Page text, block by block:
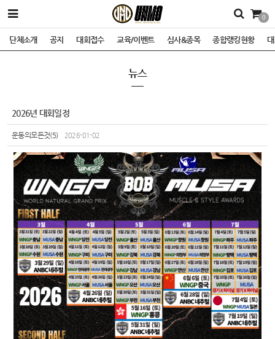
0
단체소개 공지 대회접수 교육/이벤트 심사&종목 종합랭킹현황
뉴스
2026년 대회일정
운동의모든것(5) 2026-01-02